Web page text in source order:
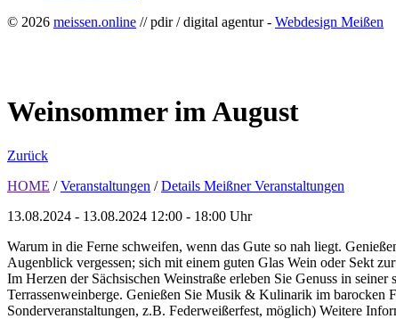
© 2026 meissen.online // pdir / digital agentur - Webdesign Meißen
Weinsommer im August
Zurück
HOME / Veranstaltungen / Details Meißner Veranstaltungen
13.08.2024 - 13.08.2024 12:00 - 18:00 Uhr
Warum in die Ferne schweifen, wenn das Gute so nah liegt.
Augenblick vergessen; sich mit einem guten Glas Wein oder Sekt
Im Herzen der Sächsischen Weinstraße erleben Sie Genuss in
Terrassenweinberge. Genießen Sie Musik & Kulinarik im barocken
Sonderveranstaltungen, z.B. Federweißerfest, möglich) Weitere